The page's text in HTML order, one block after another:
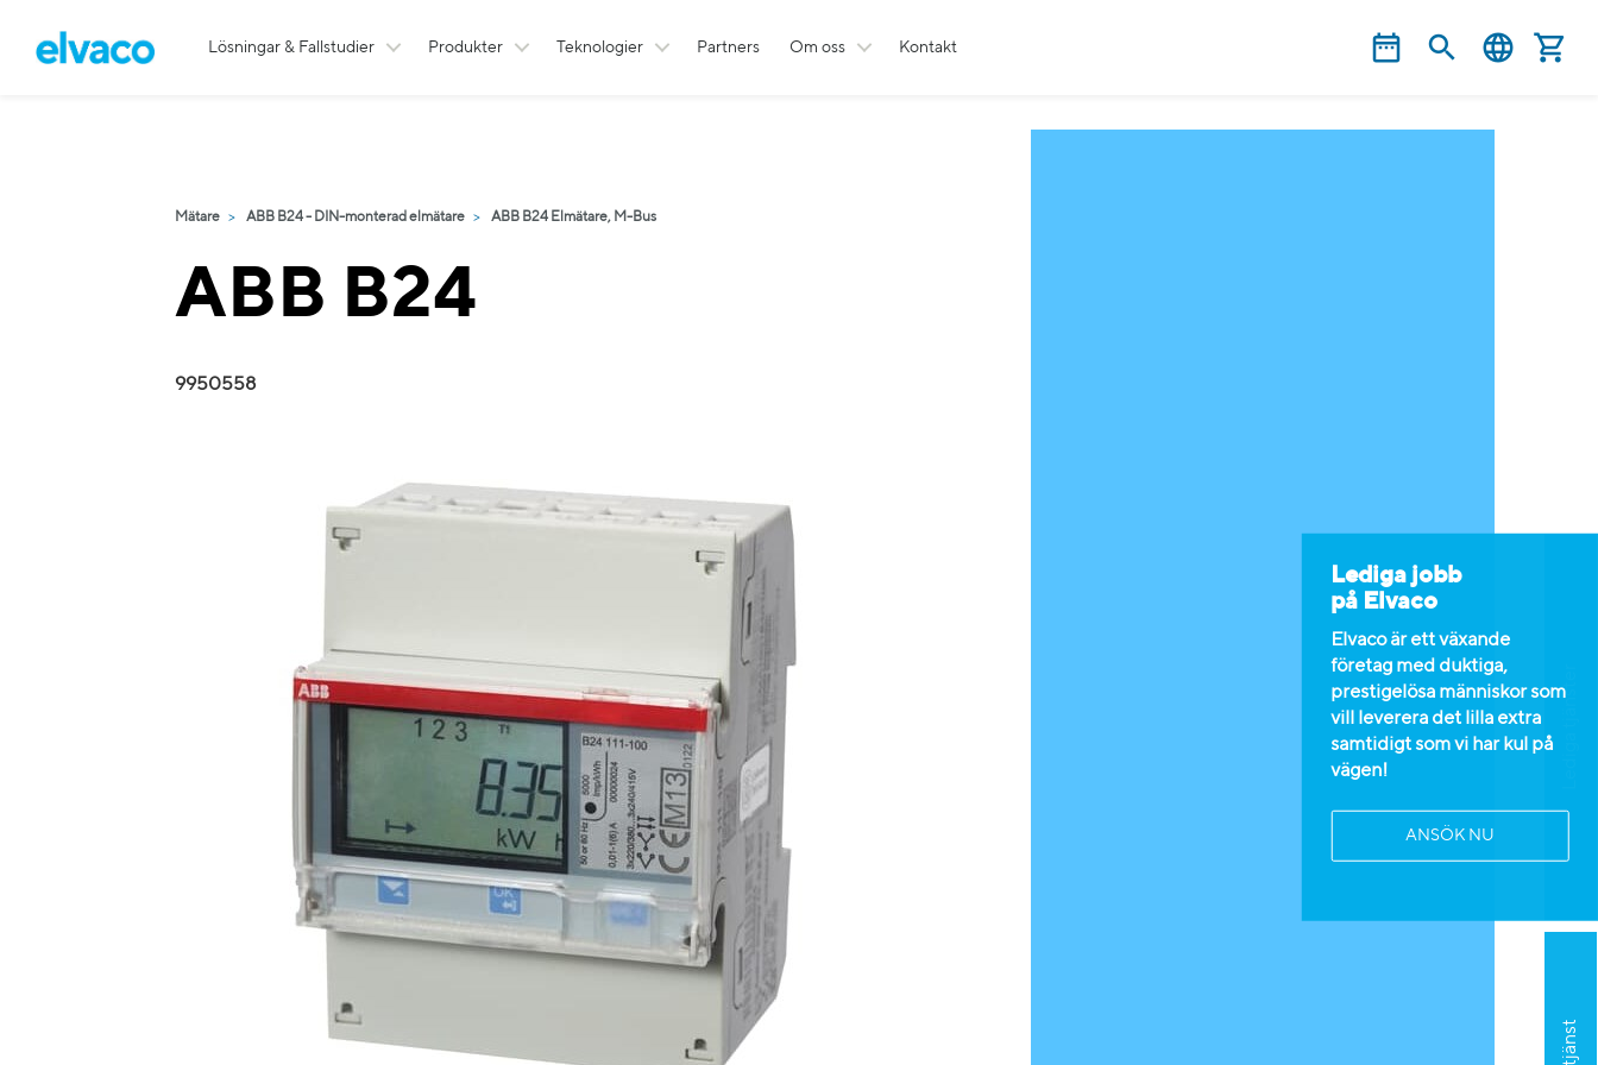
Lösningar & Fallstudier Produkter Teknologier Partners Om oss Kontakt
Lediga tjänster
Lediga jobb
på Elvaco
Elvaco är ett växande
företag med duktiga,
prestigelösa människor som
vill leverera det lilla extra
samtidigt som vi har kul på
vägen!
ANSÖK NU
Mätare ABB B24 - DIN-monterad elmätare ABB B24 Elmätare, M-Bus
ABB B24
9950558